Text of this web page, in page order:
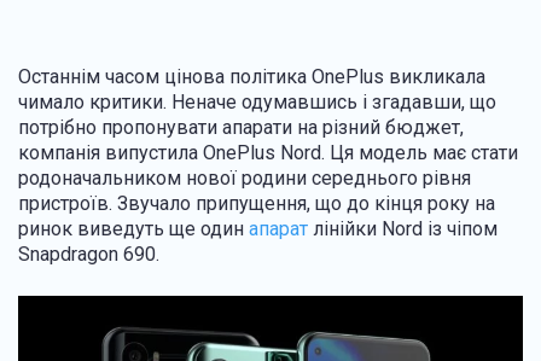
Останнім часом цінова політика OnePlus викликала
чимало критики. Неначе одумавшись і згадавши, що
потрібно пропонувати апарати на різний бюджет,
компанія випустила OnePlus Nord. Ця модель має стати
родоначальником нової родини середнього рівня
пристроїв. Звучало припущення, що до кінця року на
ринок виведуть ще один апарат лінійки Nord із чіпом
Snapdragon 690.